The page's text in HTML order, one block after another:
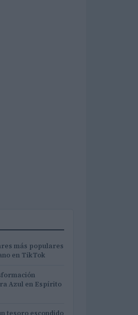
más populares
en TikTok
Azul en Espírito
tesoro escondido